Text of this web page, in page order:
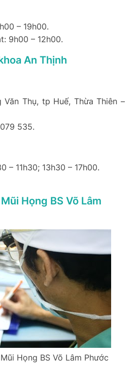
– 19h00.
9h00 – 12h00.
An Thịnh
Thụ, tp Huế, Thừa Thiên –
535.
– 11h30; 13h30 – 17h00.
Họng BS Võ Lâm
Họng BS Võ Lâm Phước